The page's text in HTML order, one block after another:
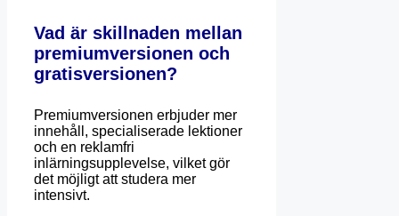
Vad är skillnaden mellan
premiumversionen och
gratisversionen?
Premiumversionen erbjuder mer
innehåll, specialiserade lektioner
och en reklamfri
inlärningsupplevelse, vilket gör
det möjligt att studera mer
intensivt.